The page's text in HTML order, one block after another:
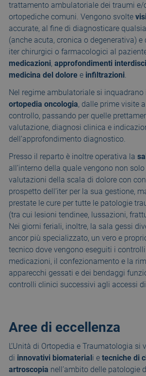
trattamento ambulatoriale dei traumi e/
ortopediche comuni. Vengono svolte
accurate, al fine di diagnosticare
(anche acuta, cronica o degenerativa)
iter chirurgici o farmacologici al
medicazioni, approfondimenti
medicina del dolore e infiltrazioni.
Nel regime ambulatoriale si
ortopedia oncologia, dalle prime visite
controllo, passando per quelle
valutazione, diagnosi clinica e
dell’approfondimento diagnostico.
Presso il reparto è inoltre operativa la
all’interno della quale vengono non
valutazioni della scala di dolore con
prospetto dell’iter per la sua gestione,
prestate le cure per tutte le patologie
(tra cui lesioni tendinee, lussazioni,
Nei giorni feriali, inoltre, la sala gessi
ancor più specializzato, un vero e
tecnico dove vengono eseguiti i
medicazioni, il confezionamento e la
apparecchi gessati e dei bendaggi
controlli clinici successivi agli accessi
Aree di eccellenza
L’Unità di Ortopedia e Traumatologia si
di innovativi biomateriali e tecniche di
artroscopia nell’ambito delle patologie